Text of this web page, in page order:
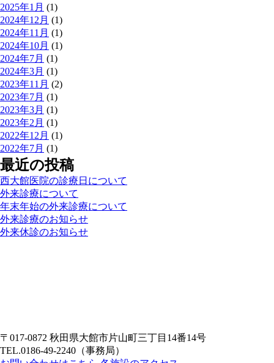
2025年1月 (1)
2024年12月 (1)
2024年11月 (1)
2024年10月 (1)
2024年7月 (1)
2024年3月 (1)
2023年11月 (2)
2023年7月 (1)
2023年3月 (1)
2023年2月 (1)
2022年12月 (1)
2022年7月 (1)
最近の投稿
西大館医院の診療日について
外来診療について
年末年始の外来診療について
外来診療のお知らせ
外来休診のお知らせ
〒017-0872 秋田県大館市片山町三丁目14番14号
TEL.0186-49-2240（事務局）